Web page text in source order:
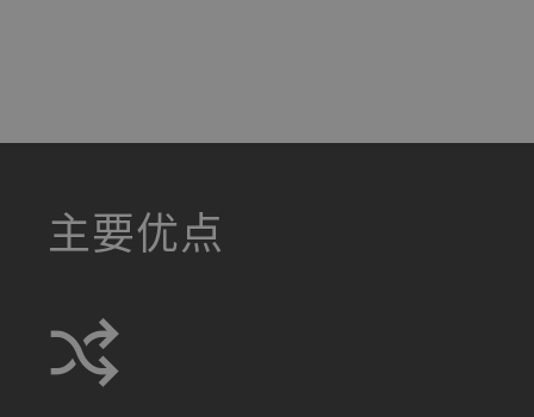
a decorative background image
主要优点